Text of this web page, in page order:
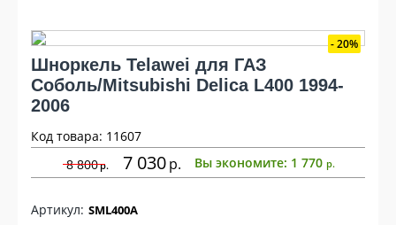
20%
Шноркель Telawei для ГАЗ
Соболь/Mitsubishi Delica L400 1994-
2006
Код товара: 11607
8 800р 7 030р Вы экономите: 1 770 р
SML400A